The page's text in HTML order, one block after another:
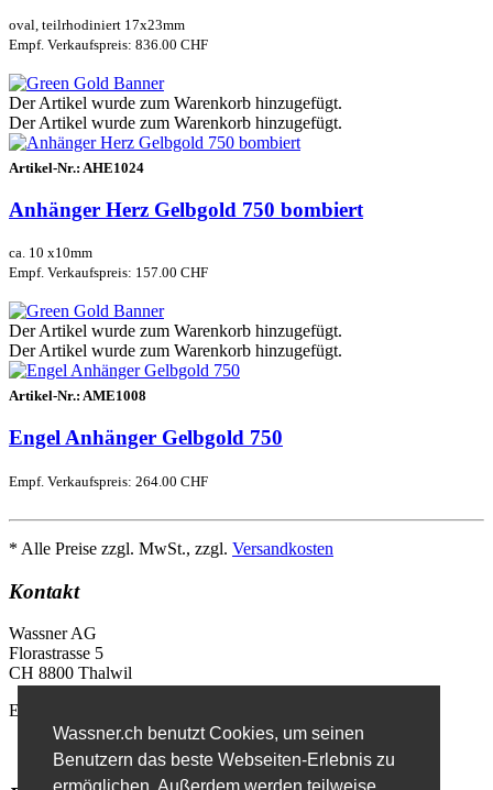
Wassner.ch benutzt Cookies, um seinen
Benutzern das beste Webseiten-Erlebnis zu
oval, teilrhodiniert 17x23mm
Empf. Verkaufspreis: 836.00 CHF
Der Artikel wurde zum Warenkorb hinzugefügt.
Der Artikel wurde zum Warenkorb hinzugefügt.
Artikel-Nr.: AHE1024
Anhänger Herz Gelbgold 750 bombiert
ca. 10 x10mm
Empf. Verkaufspreis: 157.00 CHF
Der Artikel wurde zum Warenkorb hinzugefügt.
Der Artikel wurde zum Warenkorb hinzugefügt.
Artikel-Nr.: AME1008
Engel Anhänger Gelbgold 750
Empf. Verkaufspreis: 264.00 CHF
* Alle Preise zzgl. MwSt., zzgl. Versandkosten
Kontakt
Wassner AG
Florastrasse 5
CH 8800 Thalwil
E-Mail
Kontaktformular